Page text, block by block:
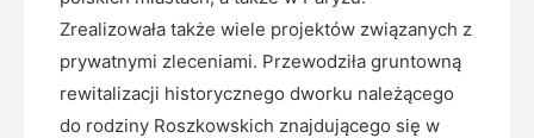
Zrealizowała także wiele projektów związanych z
prywatnymi zleceniami. Przewodziła gruntowną
rewitalizacji historycznego dworku należącego
do rodziny Roszkowskich znajdującego się w